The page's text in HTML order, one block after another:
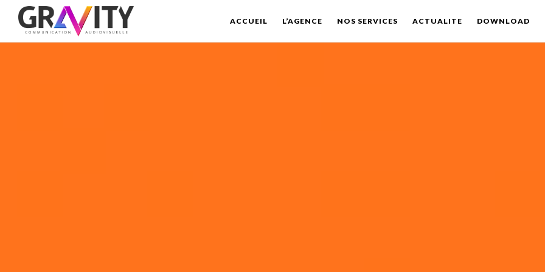
ACCUEIL L’AGENCE NOS SERVICES ACTUALITE DOWNLOAD